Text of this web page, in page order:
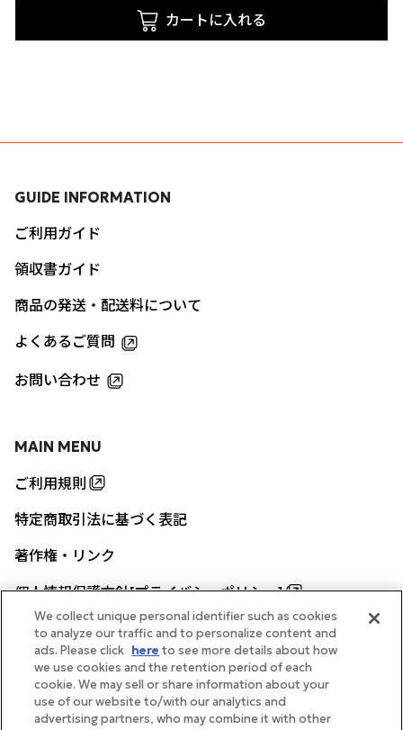
カートに入れる
MAIN MENU
ご利用規則
特定商取引法に基づく表記
著作権・リンク
個人情報保護方針[プライバシーポリシー]
GUIDE INFORMATION
ご利用ガイド
領収書ガイド
商品の発送・配送料について
よくあるご質問
お問い合わせ
帝国ホテル公式サイト
We collect unique personal identifier such as cookies
to analyze our traffic and to personalize content and
ads. Please click here to see more details about how
we use cookies and the retention period of each
cookie. We may sell or share information about your
use of our website to/with our analytics and
advertising partners, who may combine it with other